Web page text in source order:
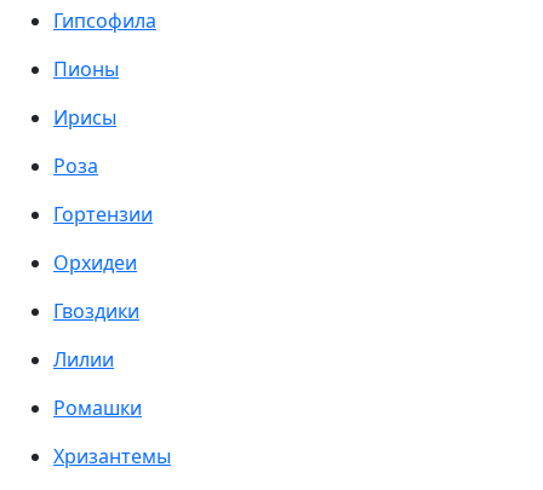
Гипсофила
Пионы
Ирисы
Роза
Гортензии
Орхидеи
Гвоздики
Лилии
Ромашки
Хризантемы